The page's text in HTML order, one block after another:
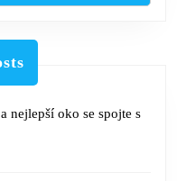
nejlepší oko se spojte s